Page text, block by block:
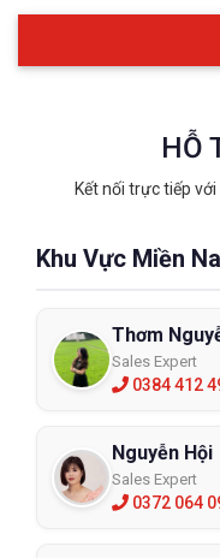
HỖ
Kết nối trực tiếp
Khu Vực Miền
Thơm
Sales Expert
0384 412
Nguyễn Hội
Sales Expert
0372 064